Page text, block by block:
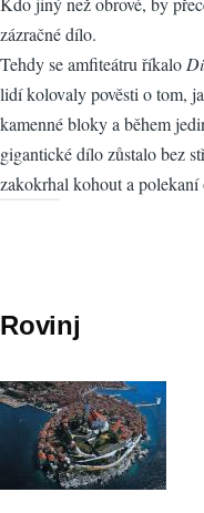
zázračné dílo.
Tehdy se amfiteátru říkalo
lidí kolovaly pověsti o tom,
kamenné bloky a během
gigantické dílo zůstalo bez
zakokrhal kohout a
Rovinj